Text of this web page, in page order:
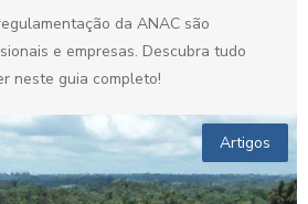
da ANAC são
e empresas. Descubra tudo
neste guia completo!
Artigos